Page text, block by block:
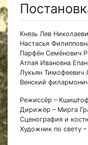
Князь Лев
Настасья
Парфён Семёнович
Аглая Ивановна
Лукьян
Венский
Режиссёр –
Дирижёр – Мирга
Сценография и
Художник по свету